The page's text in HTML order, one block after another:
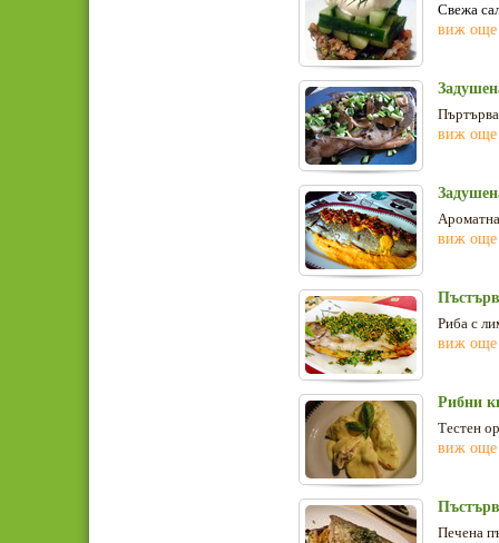
Свежа
виж още
виж още
виж още
Риба с
виж още
Рибни
Тестен
виж още
Печена